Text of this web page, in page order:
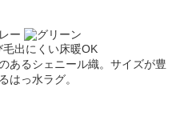
毛出にくい床暖OK
あるシェニール織。サイズが豊
はっ水ラグ。